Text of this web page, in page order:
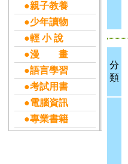
●親子教養
●少年讀物
●輕 小 說
●漫 畫
●語言學習
●考試用書
●電腦資訊
●專業書籍
分
類